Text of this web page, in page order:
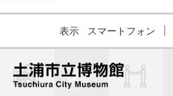
表示 スマートフォン